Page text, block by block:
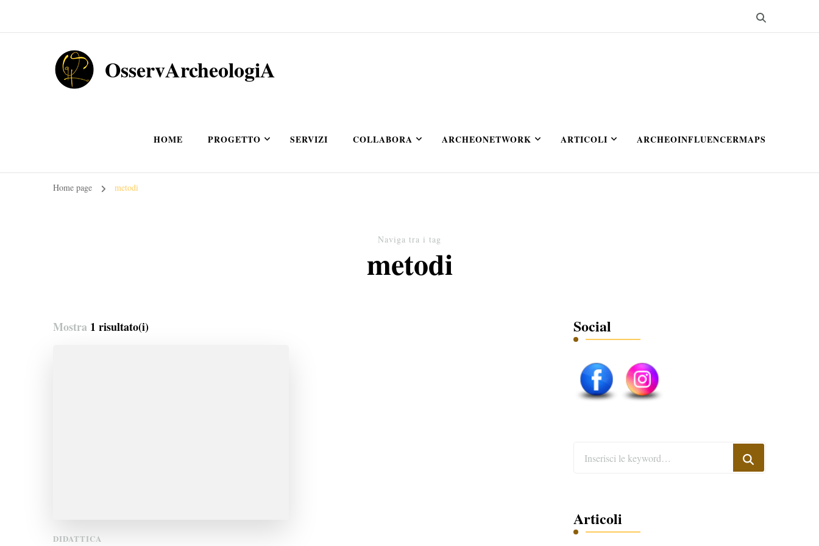
OsservArcheologiA
HOME PROGETTO SERVIZI COLLABORA ARCHEONETWORK ARTICOLI ARCHEOINFLUENCERMAPS
Home page metodi
Naviga tra i tag
metodi
Mostra 1 risultato(i)
DIDATTICA
Social
Articoli